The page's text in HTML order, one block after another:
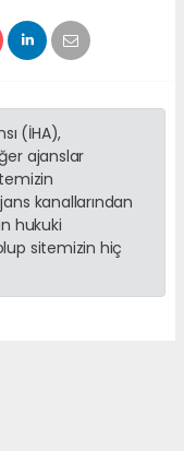
(İHA),
ajanslar
kanallarından
hukuki
sitemizin hiç